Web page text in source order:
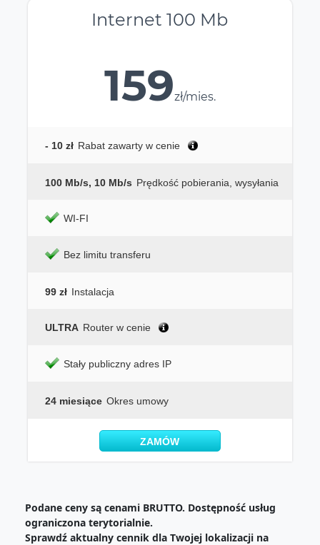
Internet 100 Mb
159zł/mies.
- 10 zł Rabat zawarty w cenie
100 Mb/s, 10 Mb/s Prędkość pobierania, wysyłania
WI-FI
Bez limitu transferu
99 zł Instalacja
ULTRA Router w cenie
Stały publiczny adres IP
24 miesiące Okres umowy
ZAMÓW
Podane ceny są cenami BRUTTO. Dostępność usług
ograniczona terytorialnie.
Sprawdź aktualny cennik dla Twojej lokalizacji na